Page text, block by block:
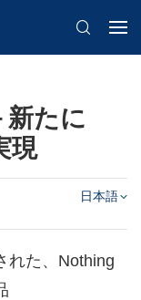
新たに
現
日本語
れた、Nothing